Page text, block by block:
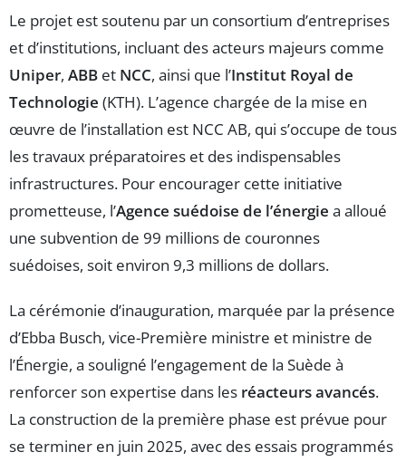
Le projet est soutenu par un consortium d’entreprises
et d’institutions, incluant des acteurs majeurs comme
Uniper, ABB et NCC, ainsi que l’Institut Royal de
Technologie (KTH). L’agence chargée de la mise en
œuvre de l’installation est NCC AB, qui s’occupe de tous
les travaux préparatoires et des indispensables
infrastructures. Pour encourager cette initiative
prometteuse, l’Agence suédoise de l’énergie a alloué
une subvention de 99 millions de couronnes
suédoises, soit environ 9,3 millions de dollars.
La cérémonie d’inauguration, marquée par la présence
d’Ebba Busch, vice-Première ministre et ministre de
l’Énergie, a souligné l’engagement de la Suède à
renforcer son expertise dans les réacteurs avancés.
La construction de la première phase est prévue pour
se terminer en juin 2025, avec des essais programmés